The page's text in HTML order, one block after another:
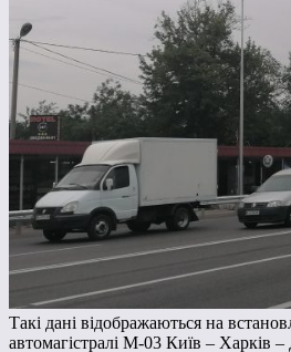
Такі дані відображаються на
автомагістралі М-03 Київ – Харків